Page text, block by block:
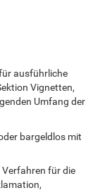
ausführliche
Vignetten,
Umfang der
bargeldlos mit
für die